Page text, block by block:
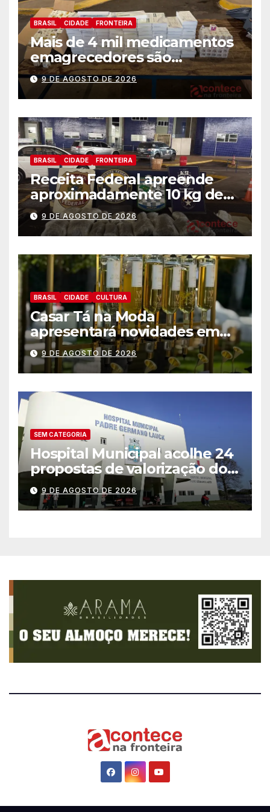
BRASIL CIDADE FRONTEIRA
Mais de 4 mil medicamentos
emagrecedores são
apreendidos pela Receita
Federal
9 DE AGOSTO DE 2026
BRASIL CIDADE FRONTEIRA
Receita Federal apreende
aproximadamente 10 kg de
substância análoga ao
capulho
9 DE AGOSTO DE 2026
BRASIL CIDADE CULTURA
Casar Tá na Moda
apresentará novidades em
entretenimento para
casamentos e festas de
debutantes
9 DE AGOSTO DE 2026
SEM CATEGORIA
Hospital Municipal acolhe 24
propostas de valorização dos
trabalhadores e institui mesa
permanente de negociação
9 DE AGOSTO DE 2026